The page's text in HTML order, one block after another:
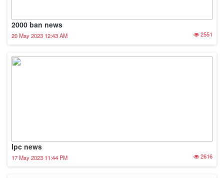
2000 ban news
20 May 2023 12:43 AM 2551
Ipc news
17 May 2023 11:44 PM 2616